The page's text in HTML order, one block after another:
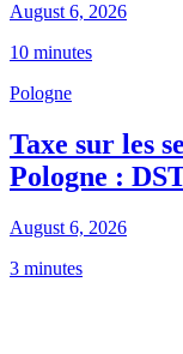
August 6, 2026
10 minutes
Pologne
Taxe sur les
Pologne :
August 6, 2026
3 minutes